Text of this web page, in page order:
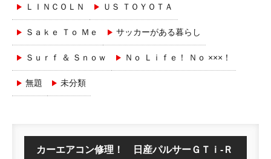
ＬＩＮＣＯＬＮ ＵＳ ＴＯＹＯＴＡ
Ｓａｋｅ Ｔｏ Ｍｅ サッカーがある暮らし
Ｓｕｒｆ ＆ Ｓｎｏｗ Ｎｏ Ｌｉｆｅ！ Ｎｏ ×××！
無題 未分類
カーエアコン修理！ 日産パルサーＧＴｉ-Ｒ